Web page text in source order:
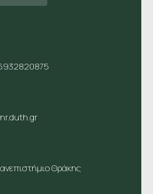
Θράκης